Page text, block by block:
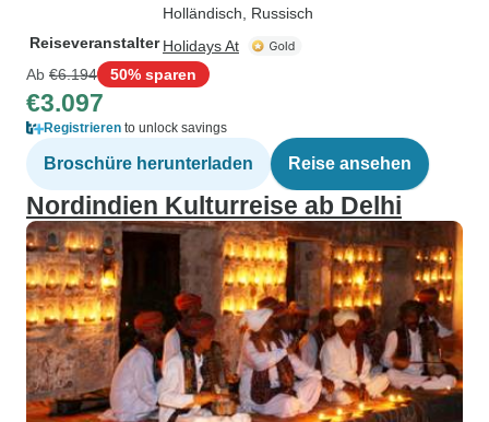
Holländisch, Russisch
Reiseveranstalter Holidays At
Ab €6.194 50% sparen
€3.097
Registrieren to unlock savings
Broschüre herunterladen Reise ansehen
Nordindien Kulturreise ab Delhi